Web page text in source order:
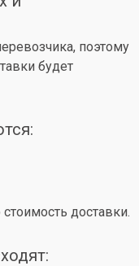
поэтому
будет
доставки.